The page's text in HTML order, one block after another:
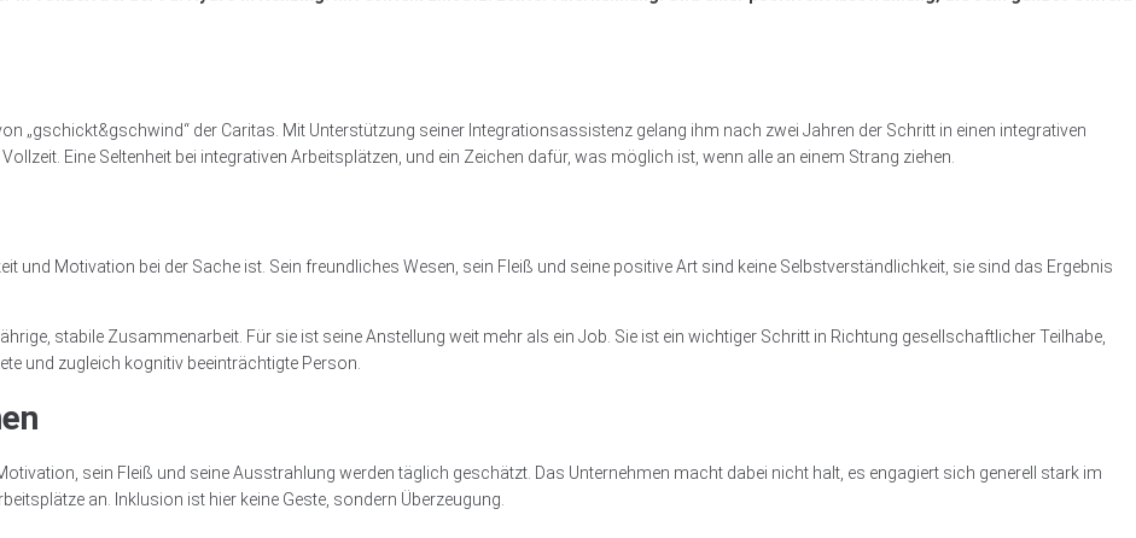
„gschickt&gschwind“ der Caritas. Mit Unterstützung seiner Integrationsassistenz gelang ihm nach zwei Jahren der Schritt in einen integrativen
Eine Seltenheit bei integrativen Arbeitsplätzen, und ein Zeichen dafür, was möglich ist, wenn alle an einem Strang ziehen.
und Motivation bei der Sache ist. Sein freundliches Wesen, sein Fleiß und seine positive Art sind keine Selbstverständlichkeit, sie sind das Ergebnis
stabile Zusammenarbeit. Für sie ist seine Anstellung weit mehr als ein Job. Sie ist ein wichtiger Schritt in Richtung gesellschaftlicher Teilhabe,
und zugleich kognitiv beeinträchtigte Person.
sein Fleiß und seine Ausstrahlung werden täglich geschätzt. Das Unternehmen macht dabei nicht halt, es engagiert sich generell stark im
an. Inklusion ist hier keine Geste, sondern Überzeugung.